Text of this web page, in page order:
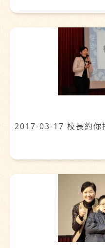
2017-03-17 校長約你